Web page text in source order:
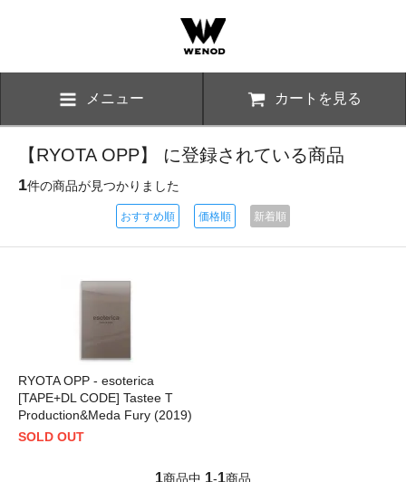
メニュー カートを見る
【RYOTA OPP】 に登録されている商品
1件の商品が見つかりました
おすすめ順 価格順 新着順
RYOTA OPP - esoterica
[TAPE+DL CODE] Tastee T
Production&Meda Fury (2019)
SOLD OUT
1商品中 1-1商品